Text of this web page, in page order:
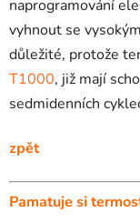
naprogramování
vyhnout se
důležité, protože
T1000, již mají
sedmidenních
zpět
Pamatuje si